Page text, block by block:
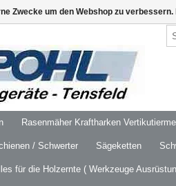
Rasenmäher Kraftharken
/ Schwerter Sägeketten
für die Holzernte ( Werkzeuge
Zwecke um den Webshop zu